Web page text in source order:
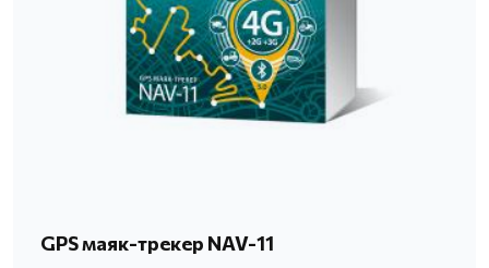
GPS маяк-трекер NAV-11